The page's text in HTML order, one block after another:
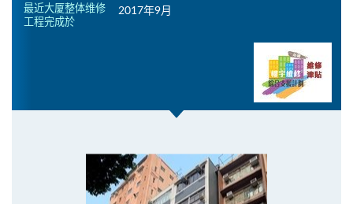
最近大厦整体维修
工程完成於
2017年9月